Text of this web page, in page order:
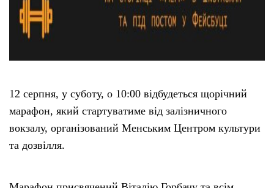
12 серпня, у суботу, о 10:00 відбудеться щорічний
марафон, який стартуватиме від залізничного
вокзалу, організований Менським Центром культури
та дозвілля.